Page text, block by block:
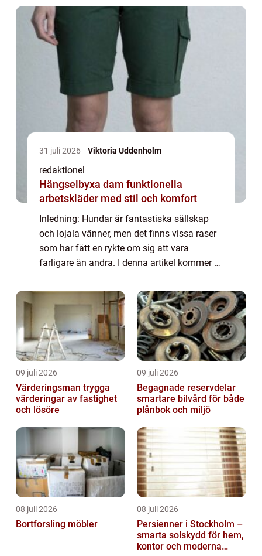
31 juli 2026 Viktoria Uddenholm
redaktionel
Hängselbyxa dam funktionella
arbetskläder med stil och komfort
Inledning: Hundar är fantastiska sällskap
och lojala vänner, men det finns vissa raser
som har fått en rykte om sig att vara
farligare än andra. I denna artikel kommer vi
hundraserna och undersöka vilka ...
09 juli 2026
Värderingsman trygga
värderingar av fastighet
och lösöre
09 juli 2026
Begagnade reservdelar
smartare bilvård för både
plånbok och miljö
08 juli 2026
Bortforsling möbler
08 juli 2026
Persienner i Stockholm –
smarta solskydd för hem,
kontor och moderna